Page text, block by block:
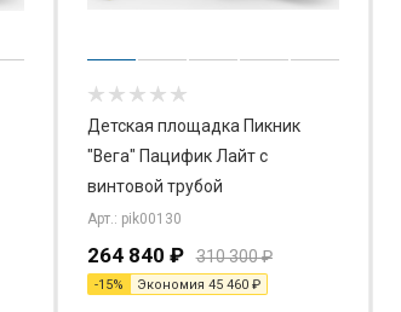
Детская площадка Пикник
"Вега" Пацифик Лайт с
винтовой трубой
Арт.: pik00130
264 840 ₽ 310 300₽
-15% Экономия 45 460₽